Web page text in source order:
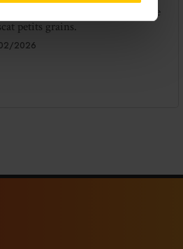
à partir de vins issus du cépage
petits grains.
2026